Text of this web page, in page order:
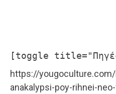
[toggle
https://
anakalypsi-poy-rihnei-